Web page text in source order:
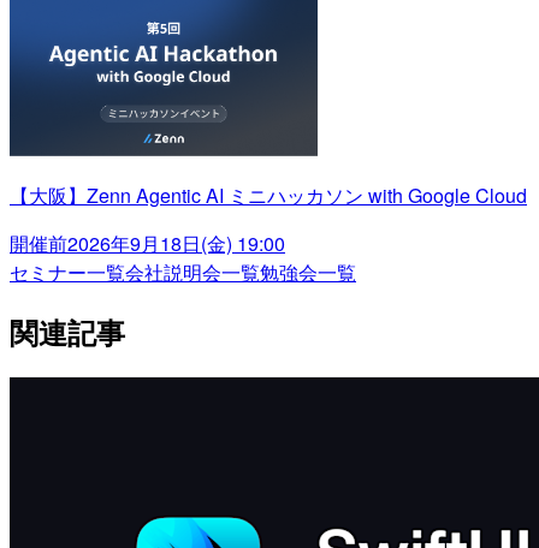
【大阪】Zenn Agentic AI ミニハッカソン with Google Cloud
開催前2026年9月18日(金) 19:00
セミナー一覧会社説明会一覧勉強会一覧
関連記事